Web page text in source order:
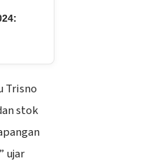
Trisno
stok
ujar